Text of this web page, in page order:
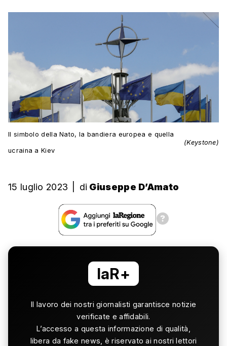
Il simbolo della Nato, la bandiera europea e quella
ucraina a Kiev
(Keystone)
15 luglio 2023 di Giuseppe D’Amato
laR+
Il lavoro dei nostri giornalisti garantisce notizie
verificate e affidabili.
L’accesso a questa informazione di qualità,
libera da fake news, è riservato ai nostri lettori